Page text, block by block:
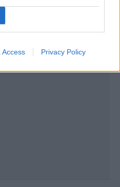
Access Privacy Policy